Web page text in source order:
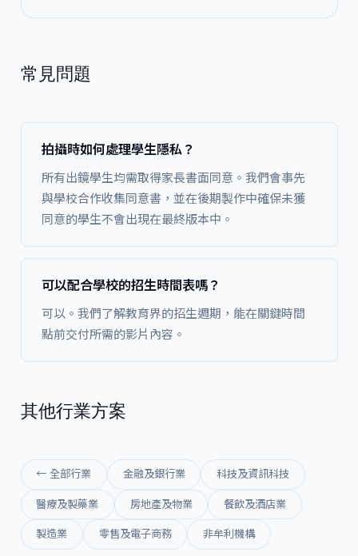
常見問題
拍攝時如何處理學生隱私？
所有出鏡學生均需取得家長書面同意。我們會事先
與學校合作收集同意書，並在後期製作中確保未獲
同意的學生不會出現在最終版本中。
可以配合學校的招生時間表嗎？
可以。我們了解教育界的招生週期，能在關鍵時間
點前交付所需的影片內容。
其他行業方案
← 全部行業 金融及銀行業 科技及資訊科技
醫療及製藥業 房地產及物業 餐飲及酒店業
製造業 零售及電子商務 非牟利機構